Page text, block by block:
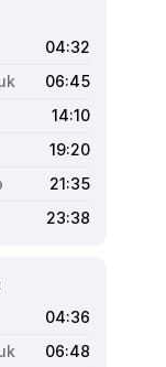
04:32
06:45
14:10
19:20
21:35
23:38
04:36
06:48